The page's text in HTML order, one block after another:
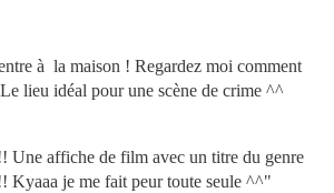
à la maison ! Regardez moi comment
lieu idéal pour une scène de crime ^^
Une affiche de film avec un titre du genre
je me fait peur toute seule ^^"